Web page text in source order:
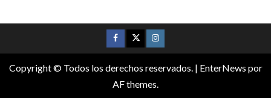
Copyright © Todos los derechos reservados. | EnterNews por
AF themes.